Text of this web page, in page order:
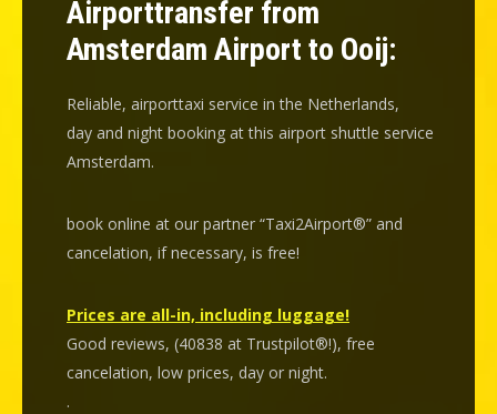
Airporttransfer from
Amsterdam Airport to Ooij:
Reliable, airporttaxi service in the Netherlands,
day and night booking at this airport shuttle service
Amsterdam.
book online at our partner “Taxi2Airport®” and
cancelation, if necessary, is free!
Prices are all-in, including luggage!
Good reviews, (40838 at Trustpilot®!), free
cancelation, low prices, day or night.
.